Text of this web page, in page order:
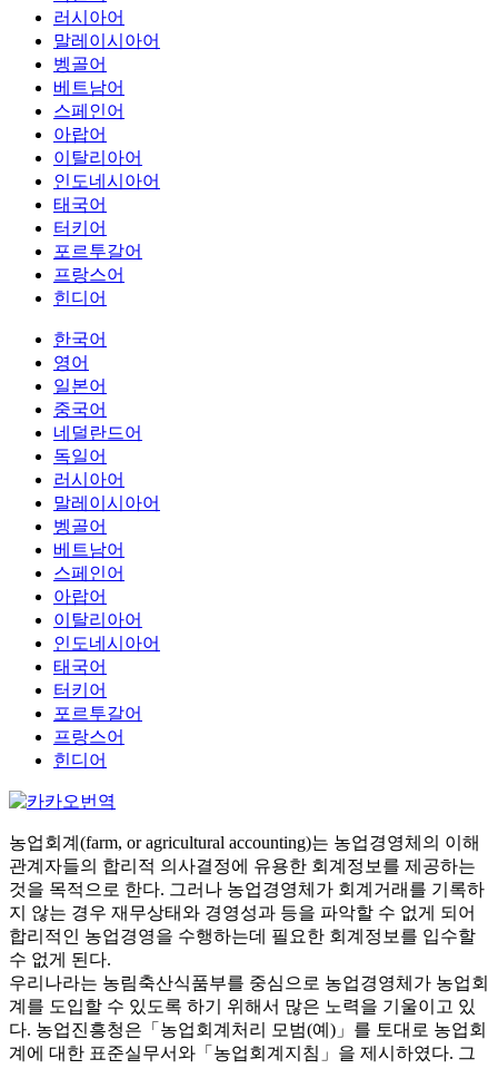
러시아어
말레이시아어
벵골어
베트남어
스페인어
아랍어
이탈리아어
인도네시아어
태국어
터키어
포르투갈어
프랑스어
힌디어
한국어
영어
일본어
중국어
네덜란드어
독일어
러시아어
말레이시아어
벵골어
베트남어
스페인어
아랍어
이탈리아어
인도네시아어
태국어
터키어
포르투갈어
프랑스어
힌디어
농업회계(farm, or agricultural accounting)는 농업경영체의 이해
관계자들의 합리적 의사결정에 유용한 회계정보를 제공하는
것을 목적으로 한다. 그러나 농업경영체가 회계거래를 기록하
지 않는 경우 재무상태와 경영성과 등을 파악할 수 없게 되어
합리적인 농업경영을 수행하는데 필요한 회계정보를 입수할
수 없게 된다.
우리나라는 농림축산식품부를 중심으로 농업경영체가 농업회
계를 도입할 수 있도록 하기 위해서 많은 노력을 기울이고 있
다. 농업진흥청은「농업회계처리 모범(예)」를 토대로 농업회
계에 대한 표준실무서와「농업회계지침」을 제시하였다. 그